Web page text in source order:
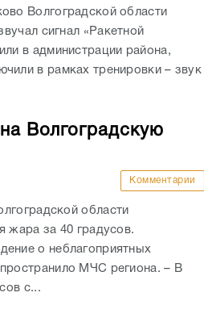
Волгоградской области
сигнал «Ракетной
в администрации района,
в рамках тренировки – звук
Волгоградскую
Комментарии
области
жара за 40 градусов.
о неблагоприятных
МЧС региона. – В
с...